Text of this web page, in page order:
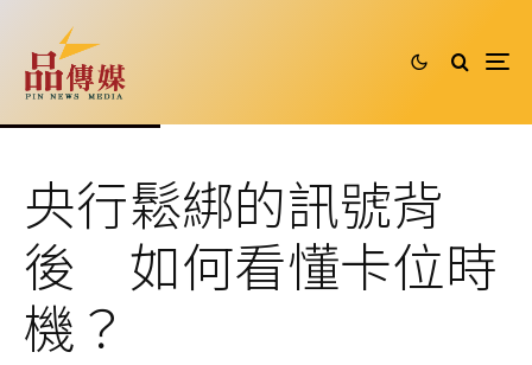
央行鬆綁的訊號背
後 如何看懂卡位時
機？